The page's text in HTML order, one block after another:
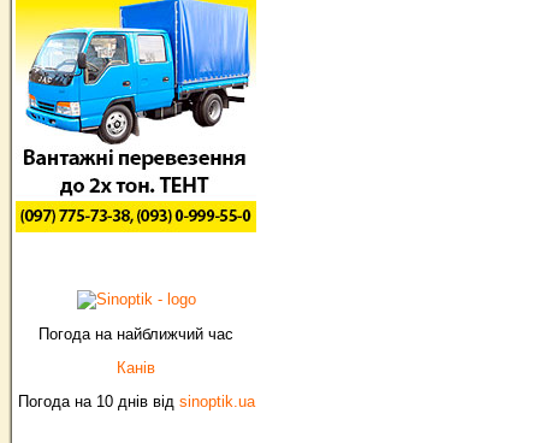
Погода на найближчий час
Канів
Погода на 10 днів від sinoptik.ua